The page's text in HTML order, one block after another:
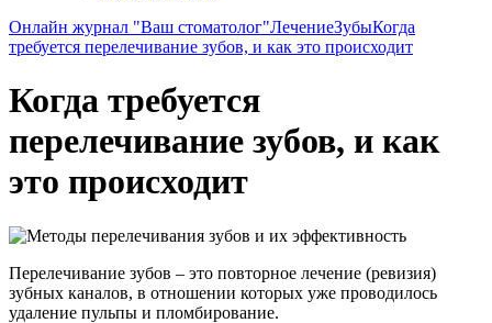
Онлайн журнал "Ваш стоматолог"ЛечениеЗубыКогда
требуется перелечивание зубов, и как это происходит
Когда требуется
перелечивание зубов, и как
это происходит
Перелечивание зубов – это повторное лечение (ревизия)
зубных каналов, в отношении которых уже проводилось
удаление пульпы и пломбирование.